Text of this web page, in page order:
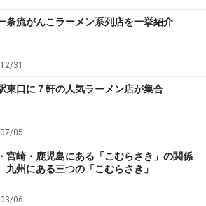
条流がんこラーメン系列店を一挙紹介
31
東口に７軒の人気ラーメン店が集合
05
宮崎・鹿児島にある「こむらさき」の関係
州にある三つの「こむらさき」
06